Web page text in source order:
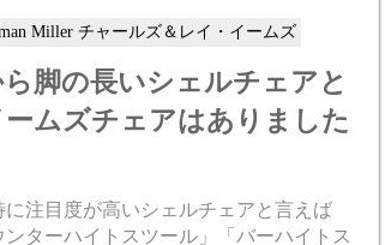
Miller チャールズ＆レイ・イームズ
脚の長いシェルチェアと
ムズチェアはありました
に注目度が高いシェルチェアと言えば
ンターハイトスツール」「バーハイトス